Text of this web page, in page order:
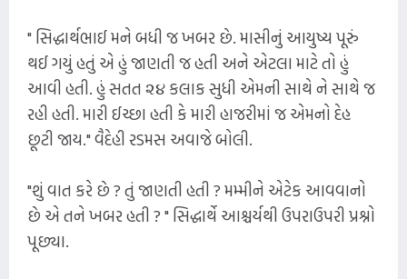
" સિદ્ધાર્થભાઈ મને બધી જ ખબર છે. માસીનું આયુષ્ય પૂરું
થઈ ગયું હતું એ હું જાણતી જ હતી અને એટલા માટે તો હું
આવી હતી. હું સતત ૨૪ કલાક સુધી એમની સાથે ને સાથે જ
રહી હતી. મારી ઈચ્છા હતી કે મારી હાજરીમાં જ એમનો દેહ
છૂટી જાય." વૈદેહી રડમસ અવાજે બોલી.
"શું વાત કરે છે ? તું જાણતી હતી ? મમ્મીને એટેક આવવાનો
છે એ તને ખબર હતી ? " સિદ્ધાર્થે આશ્ચર્યથી ઉપરાઉપરી પ્રશ્નો
પૂછ્યા.